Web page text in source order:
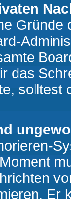
Gründe
das
solltest
Er